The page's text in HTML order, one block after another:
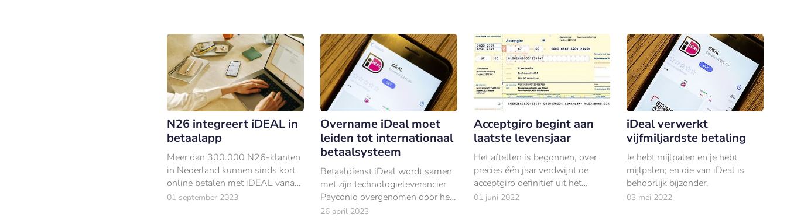
N26 integreert iDEAL in
betaalapp
Meer dan 300.000 N26-klanten
in Nederland kunnen sinds kort
online betalen met iDEAL vanaf
hun N26-account.
01 september 2023
Overname iDeal moet
leiden tot internationaal
betaalsysteem
Betaaldienst iDeal wordt samen
met zijn technologieleverancier
Payconiq overgenomen door het
European Payments Initiative
26 april 2023
Acceptgiro begint aan
laatste levensjaar
Het aftellen is begonnen, over
precies één jaar verdwijnt de
acceptgiro definitief uit het
betaalleven.
01 juni 2022
iDeal verwerkt
vijfmiljardste betaling
Je hebt mijlpalen en je hebt
mijlpalen; en die van iDeal is
behoorlijk bijzonder.
03 mei 2022